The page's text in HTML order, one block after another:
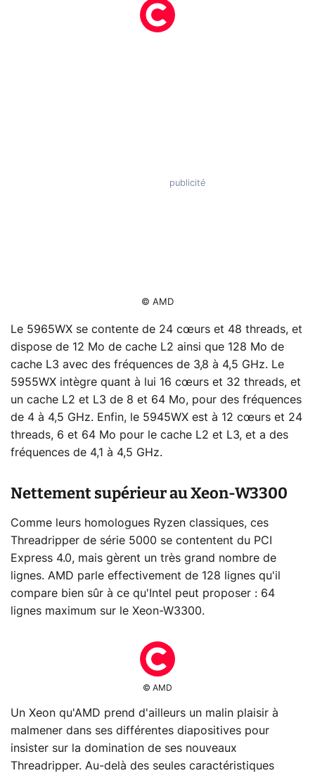
© AMD
Le 5965WX se contente de 24 cœurs et 48 threads, et
dispose de 12 Mo de cache L2 ainsi que 128 Mo de
cache L3 avec des fréquences de 3,8 à 4,5 GHz. Le
5955WX intègre quant à lui 16 cœurs et 32 threads, et
un cache L2 et L3 de 8 et 64 Mo, pour des fréquences
de 4 à 4,5 GHz. Enfin, le 5945WX est à 12 cœurs et 24
threads, 6 et 64 Mo pour le cache L2 et L3, et a des
fréquences de 4,1 à 4,5 GHz.
Nettement supérieur au Xeon-W3300
Comme leurs homologues Ryzen classiques, ces
Threadripper de série 5000 se contentent du PCI
Express 4.0, mais gèrent un très grand nombre de
lignes. AMD parle effectivement de 128 lignes qu'il
compare bien sûr à ce qu'Intel peut proposer : 64
lignes maximum sur le Xeon-W3300.
© AMD
Un Xeon qu'AMD prend d'ailleurs un malin plaisir à
malmener dans ses différentes diapositives pour
insister sur la domination de ses nouveaux
Threadripper. Au-delà des seules caractéristiques